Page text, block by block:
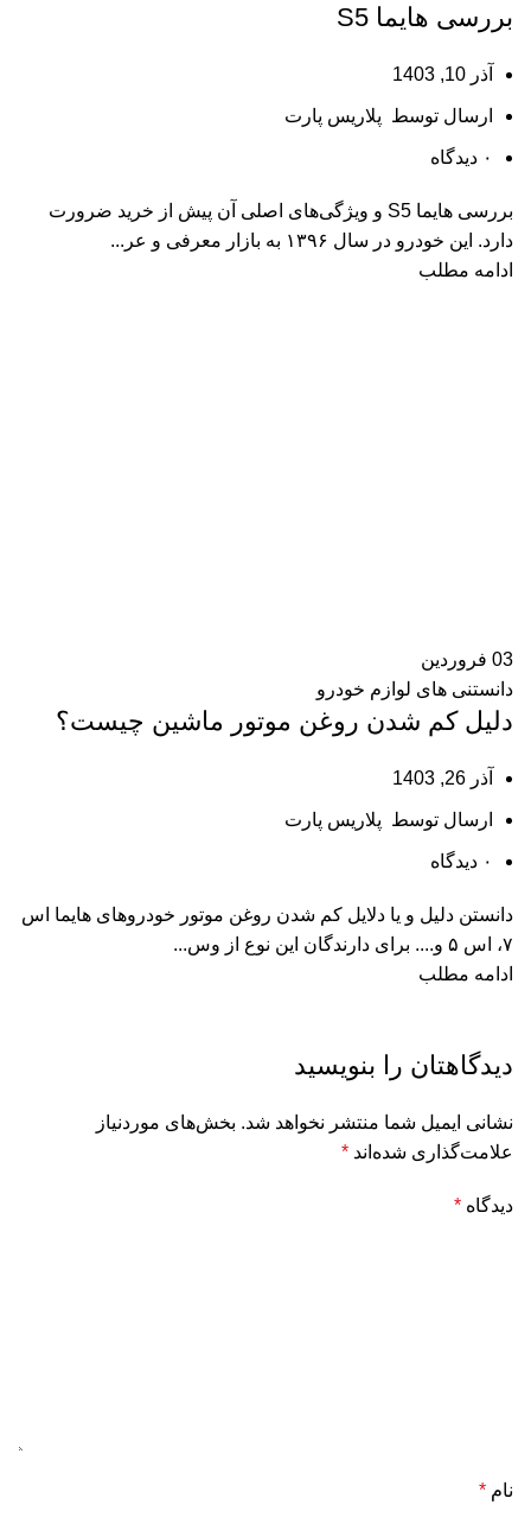
بررسی هایما S5
آذر 10, 1403
ارسال توسط پلاریس پارت
۰ دیدگاه
بررسی هایما S5 و ویژگی‌های اصلی آن پیش از خرید ضرورت
دارد. این خودرو در سال ۱۳۹۶ به بازار معرفی و عر...
ادامه مطلب
03 فروردین
دانستنی های لوازم خودرو
دلیل کم شدن روغن موتور ماشین چیست؟
آذر 26, 1403
ارسال توسط پلاریس پارت
۰ دیدگاه
دانستن دلیل و یا دلایل کم شدن روغن موتور خودروهای هایما اس
۷، اس ۵ و.... برای دارندگان این نوع از وس...
ادامه مطلب
دیدگاهتان را بنویسید
نشانی ایمیل شما منتشر نخواهد شد. بخش‌های موردنیاز
علامت‌گذاری شده‌اند *
دیدگاه *
نام *